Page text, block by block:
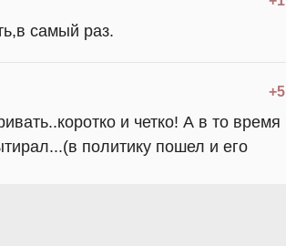
самый раз.
+5
и четко! А в то время
политику пошел и его